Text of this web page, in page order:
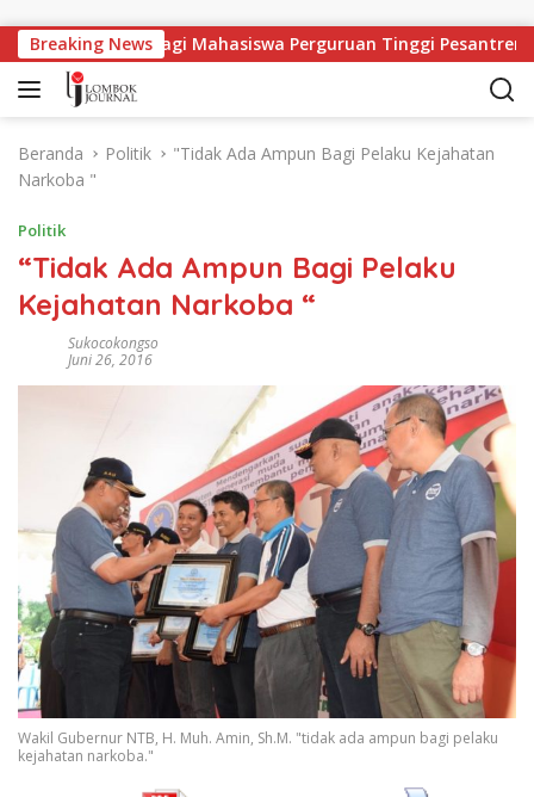
Breaking News
Kerja Bagi Mahasiswa Perguruan Tinggi Pesantren
Beranda Politik
"Tidak Ada Ampun Bagi Pelaku Kejahatan
Narkoba "
Politik
“Tidak Ada Ampun Bagi Pelaku
Kejahatan Narkoba “
Sukocokongso
Juni 26, 2016
Wakil Gubernur NTB, H. Muh. Amin, Sh.M. "tidak ada ampun bagi pelaku
kejahatan narkoba."